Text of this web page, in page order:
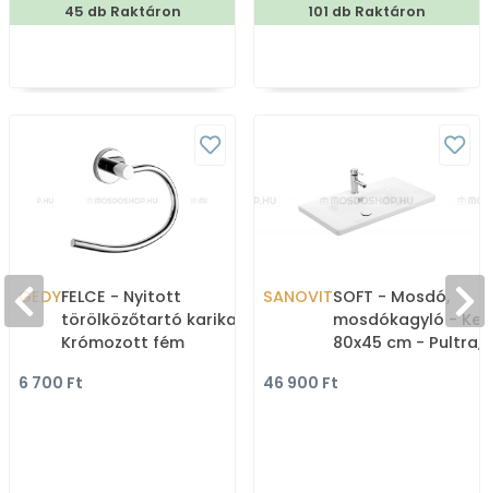
45 db Raktáron
101 db Raktáron
GEDYFELCE - Nyitott
törölközőtartó karika -
Krómozott fém
6 700 Ft
SANOVITSOFT - Mosdó,
mosdókagyló -
80x45 cm - Pultra,
46 900 Ft